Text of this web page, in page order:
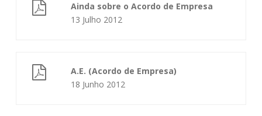
Ainda sobre o Acordo de Empresa
13 Julho 2012
A.E. (Acordo de Empresa)
18 Junho 2012